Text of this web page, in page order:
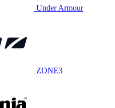
Under Armour
ZONE3